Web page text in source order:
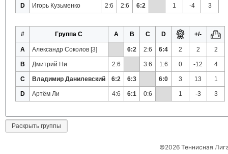
D Игорь Кузьменко 2:6 2:6 6:2 1 -4 3
# Группа C A B C D +/-
A Александр Соколов [3] 6:2 2:6 6:4 2 2 2
B Дмитрий Ни 2:6 3:6 1:6 0 -12 4
C Владимир Данилевский 6:2 6:3 6:0 3 13 1
D Артём Ли 4:6 6:1 0:6 1 -3 3
Раскрыть группы
©2026 Теннисная